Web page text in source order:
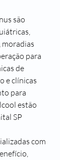
são
para
de
e clínicas
para
estão
SP
com